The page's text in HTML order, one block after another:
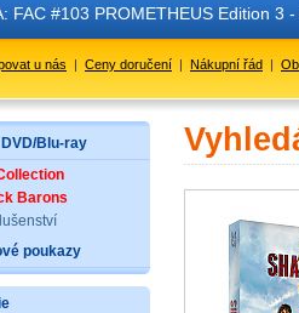
FAC #103 PROMETHEUS Edition 3
u nás | Ceny doručení | Nákupní řád |
Blu-ray
Barons
poukazy